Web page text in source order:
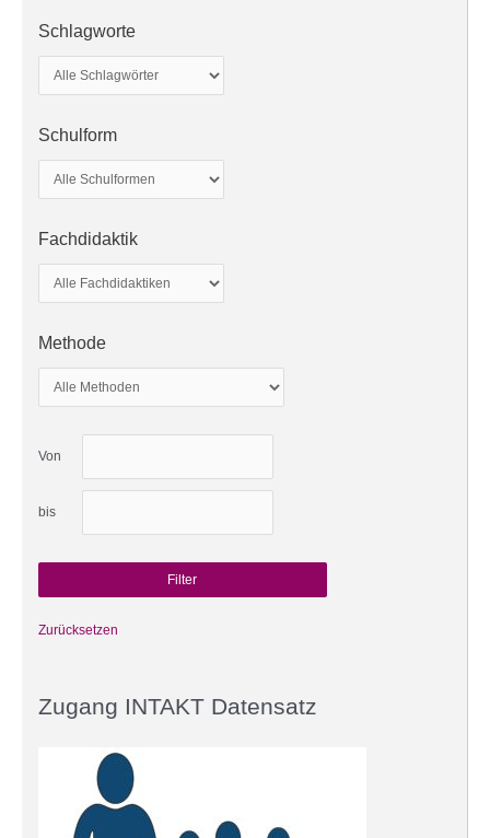
Schlagworte
Schulform
Fachdidaktik
Methode
Von
bis
Zurücksetzen
Zugang INTAKT Datensatz